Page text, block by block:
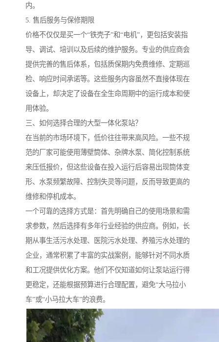
内。
5. 售后服务与保修期限
价格不仅仅是买一个“铁壳子”和“电机”，更包括安装指
导、调试、培训以及后续的维护服务。专业的供应商会
提供完善的售后体系，包括质保期内免费维修、定期巡
检、响应时间承诺等。这些服务内容虽然不直接体现在
设备上，却决定了设备在全生命周期中的运行成本和使
用体验。
三、如何选择合理的大型一体化泵站？
在当前的市场环境下，低价往往带来高风险。一些不规
范的厂家可能使用薄壁筒体、杂牌水泵、简化控制系统
来压低报价，但这些设备在投入运行后容易出现筒体变
形、水泵频繁故障、控制失灵等问题，反而导致更高的
维修和停机成本。
一个可靠的选择方式是：首先明确自己的使用场景和需
求参数，然后选择有多年行业经验的供应商。例如，长
期从事生活污水处理、医院污水处理、养殖污水处理的
企业，通常积累了丰富的实战案例，能够针对不同水质
和工况提供优化方案。他们不仅知道如何让泵站运行得
更稳定，还能根据预算进行合理配置，避免“大马拉小
车”或“小马拉大车”的浪费。